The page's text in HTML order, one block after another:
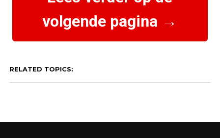
volgende pagina →
RELATED TOPICS: